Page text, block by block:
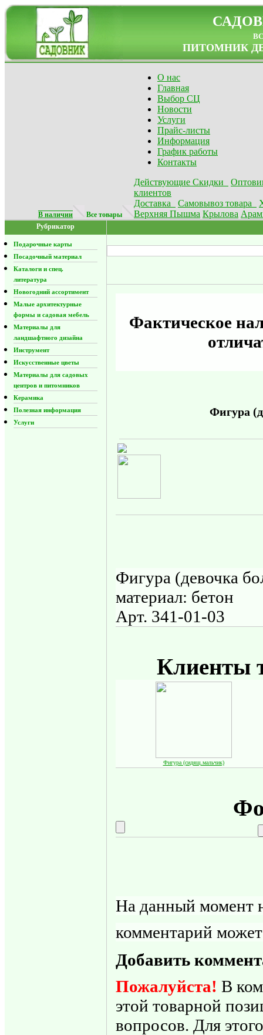
ПИТОМНИК
В наличии Все товары
О нас
Главная
Выбор СЦ
Новости
Услуги
Прайс-листы
Информация
График работы
Контакты
Действующие Скидки
клиентов
Доставка
Самовывоз товара
Верхняя Пышма Крылова
Рубрикатор
Подарочные карты
Посадочный материал
Каталоги и спец.
литература
Новогодний ассортимент
Малые архитектурные
формы и садовая мебель
Материалы для
ландшафтного дизайна
Инструмент
Искусственные цветы
Материалы для садовых
центров и питомников
Керамика
Полезная информация
Услуги
Фактическое
Фигура
Фигура (девочка
материал: бетон
Арт. 341-01-03
Клиенты
Фигура (сидящ.мальчик)
На данный момент
комментарий
Добавить
Пожалуйста! В
этой товарной
вопросов. Для